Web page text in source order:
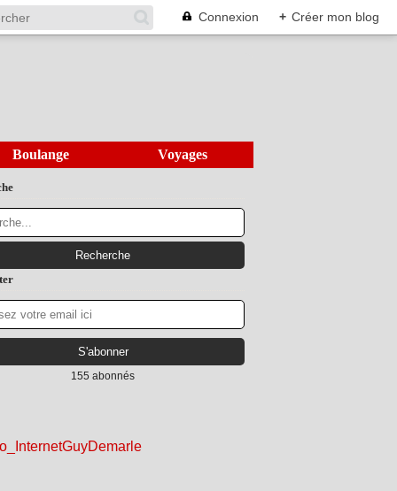
Connexion + Créer mon blog
Boulange Voyages
155 abonnés